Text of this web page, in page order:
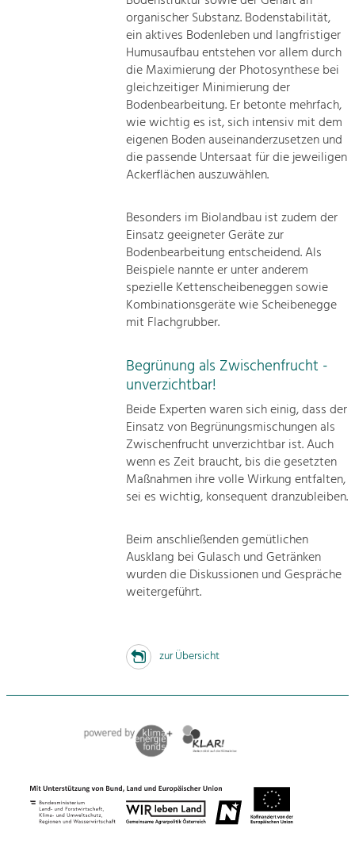
organischer Substanz. Bodenstabilität,
ein aktives Bodenleben und langfristiger
Humusaufbau entstehen vor allem durch
die Maximierung der Photosynthese bei
gleichzeitiger Minimierung der
Bodenbearbeitung. Er betonte mehrfach,
wie wichtig es ist, sich intensiv mit dem
eigenen Boden auseinanderzusetzen und
die passende Untersaat für die jeweiligen
Ackerflächen auszuwählen.
Besonders im Biolandbau ist zudem der
Einsatz geeigneter Geräte zur
Bodenbearbeitung entscheidend. Als
Beispiele nannte er unter anderem
spezielle Kettenscheibeneggen sowie
Kombinationsgeräte wie Scheibenegge
mit Flachgrubber.
Begrünung als Zwischenfrucht -
unverzichtbar!
Beide Experten waren sich einig, dass der
Einsatz von Begrünungsmischungen als
Zwischenfrucht unverzichtbar ist. Auch
wenn es Zeit braucht, bis die gesetzten
Maßnahmen ihre volle Wirkung entfalten,
sei es wichtig, konsequent dranzubleiben.
Beim anschließenden gemütlichen
Ausklang bei Gulasch und Getränken
wurden die Diskussionen und Gespräche
weitergeführt.
zur Übersicht